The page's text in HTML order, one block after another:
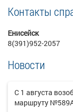
Контакты
Енисейск
8(391)952-2057
Новости
С 1 августа
маршруту